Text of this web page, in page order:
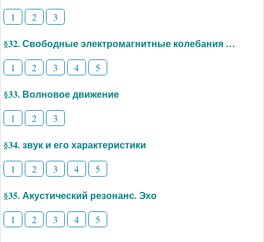
1 2 3
§32. Свободные электромагнитные колебания …
1 2 3 4 5
§33. Волновое движение
1 2 3
§34. звук и его характеристики
1 2 3 4 5
§35. Акустический резонанс. Эхо
1 2 3 4 5